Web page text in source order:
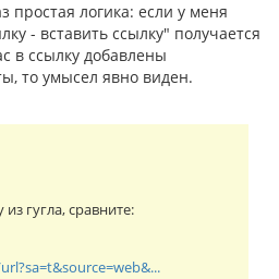
простая логика: если у меня
- вставить ссылку" получается
в ссылку добавлены
то умысел явно виден.
из гугла, сравните: